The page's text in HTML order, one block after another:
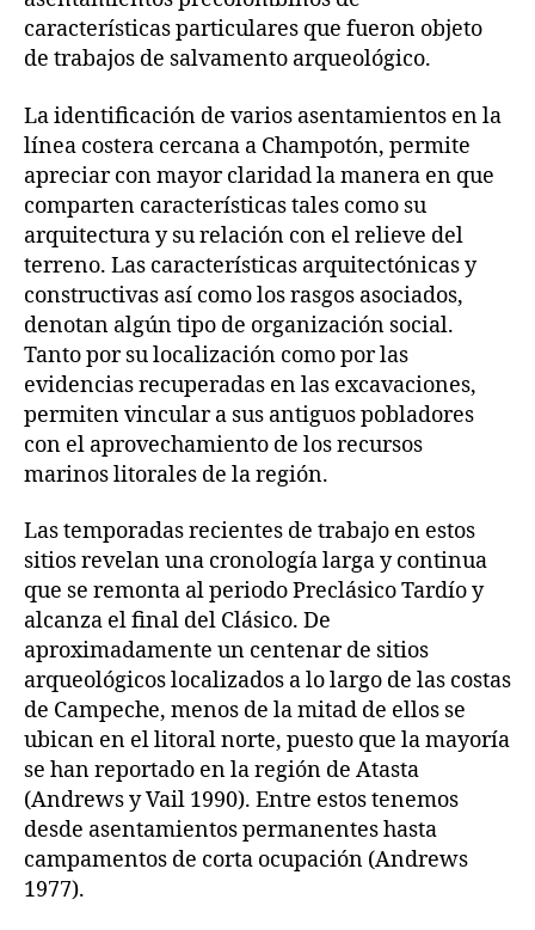
características particulares que fueron objeto
de trabajos de salvamento arqueológico.
La identificación de varios asentamientos en la
línea costera cercana a Champotón, permite
apreciar con mayor claridad la manera en que
comparten características tales como su
arquitectura y su relación con el relieve del
terreno. Las características arquitectónicas y
constructivas así como los rasgos asociados,
denotan algún tipo de organización social.
Tanto por su localización como por las
evidencias recuperadas en las excavaciones,
permiten vincular a sus antiguos pobladores
con el aprovechamiento de los recursos
marinos litorales de la región.
Las temporadas recientes de trabajo en estos
sitios revelan una cronología larga y continua
que se remonta al periodo Preclásico Tardío y
alcanza el final del Clásico. De
aproximadamente un centenar de sitios
arqueológicos localizados a lo largo de las costas
de Campeche, menos de la mitad de ellos se
ubican en el litoral norte, puesto que la mayoría
se han reportado en la región de Atasta
(Andrews y Vail 1990). Entre estos tenemos
desde asentamientos permanentes hasta
campamentos de corta ocupación (Andrews
1977).